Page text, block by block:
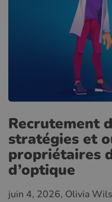
Recrutement
stratégies et
propriétaires
d’optique
juin 4, 2026, Olivia